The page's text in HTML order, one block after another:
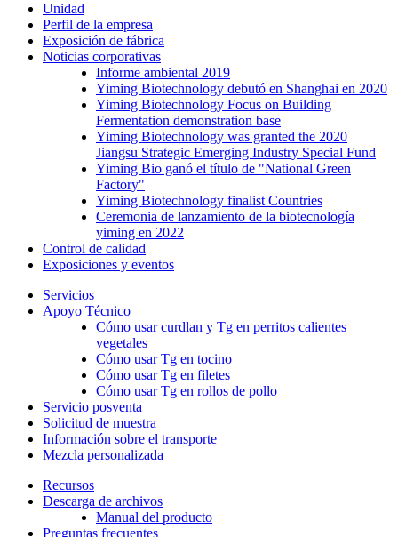
Unidad
Perfil de la empresa
Exposición de fábrica
Noticias corporativas
Informe ambiental 2019
Yiming Biotechnology debutó en Shanghai en 2020
Yiming Biotechnology Focus on Building
Fermentation demonstration base
Yiming Biotechnology was granted the 2020
Jiangsu Strategic Emerging Industry Special Fund
Yiming Bio ganó el título de "National Green
Factory"
Yiming Biotechnology finalist Countries
Ceremonia de lanzamiento de la biotecnología
yiming en 2022
Control de calidad
Exposiciones y eventos
Servicios
Apoyo Técnico
Cómo usar curdlan y Tg en perritos calientes
vegetales
Cómo usar Tg en tocino
Cómo usar Tg en filetes
Cómo usar Tg en rollos de pollo
Servicio posventa
Solicitud de muestra
Información sobre el transporte
Mezcla personalizada
Recursos
Descarga de archivos
Manual del producto
Preguntas frecuentes